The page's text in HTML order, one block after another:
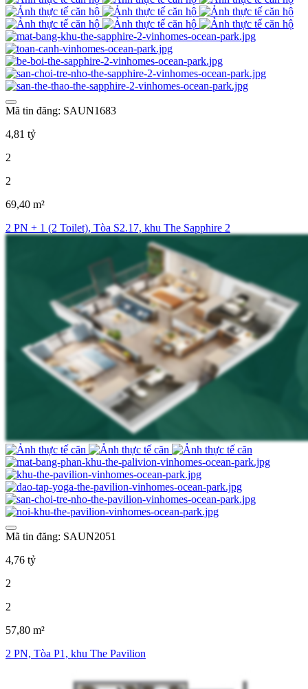
Mã tin đăng: SAUN1683
4,81 tỷ
2
2
69,40 m²
2 PN + 1 (2 Toilet), Tòa S2.17, khu The Sapphire 2
Mã tin đăng: SAUN2051
4,76 tỷ
2
2
57,80 m²
2 PN, Tòa P1, khu The Pavilion